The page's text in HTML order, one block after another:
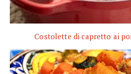
Costolette di capretto ai